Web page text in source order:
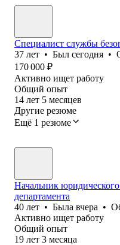
Специалист службы
37 лет • Был сегодня •
170 000 ₽
Активно ищет работу
Общий опыт
14 лет 5 месяцев
Другие резюме
Ещё 1 резюме
Начальник
департамента
40 лет • Была вчера •
Активно ищет работу
Общий опыт
19 лет 3 месяца